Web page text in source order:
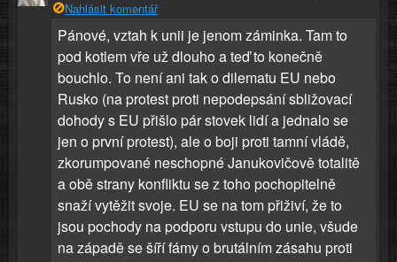
Nahlásit komentář
Pánové, vztah k unii je jenom záminka. Tam to
pod kotlem vře už dlouho a teď to konečně
bouchlo. To není ani tak o dilematu EU nebo
Rusko (na protest proti nepodepsání sbližovací
dohody s EU přišlo pár stovek lidí a jednalo se
jen o první protest), ale o boji proti tamní vládě,
zkorumpované neschopné Janukovičově totalitě
a obě strany konfliktu se z toho pochopitelně
snaží vytěžit svoje. EU se na tom přiživí, že to
jsou pochody na podporu vstupu do unie, všude
na západě se šíří fámy o brutálním zásahu proti